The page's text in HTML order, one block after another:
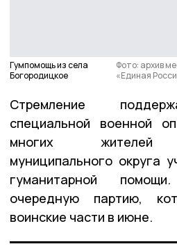
Гумпомощь из села
Богородицкое
Фото: архив
«Единая
Стремление
специальной военной
многих жителей
муниципального округа
гуманитарной
очередную партию,
воинские части в июне.